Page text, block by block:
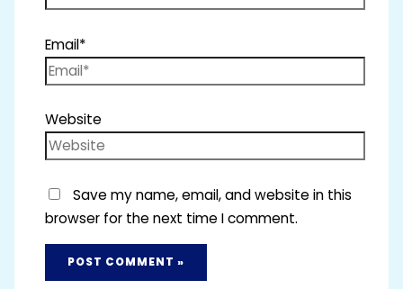
Email*
Website
Save my name, email, and website in this
browser for the next time I comment.